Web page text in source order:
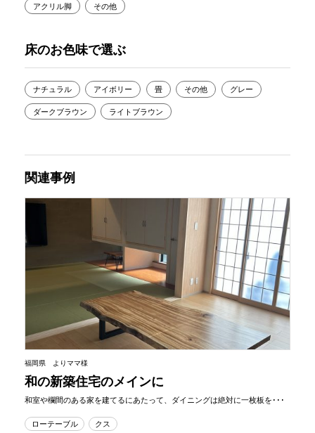
アクリル脚 その他
床のお色味で選ぶ
ナチュラル アイボリー 畳 その他 グレー
ダークブラウン ライトブラウン
関連事例
福岡県 よりママ様
和の新築住宅のメインに
和室や欄間のある家を建てるにあたって、ダイニングは絶対に一枚板を･･･
ローテーブル クス